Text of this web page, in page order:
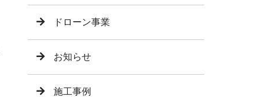
ドローン事業
お知らせ
施工事例